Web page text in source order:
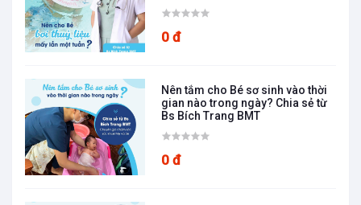
0 đ
Nên tắm cho Bé sơ sinh vào thời
gian nào trong ngày? Chia sẻ từ
Bs Bích Trang BMT
0 đ